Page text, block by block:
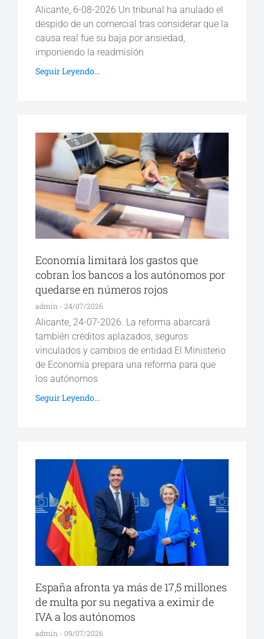
Alicante, 6-08-2026 Un tribunal ha anulado el
despido de un comercial tras considerar que la
causa real fue su baja por ansiedad,
imponiendo la readmisión
Seguir Leyendo...
Economía limitará los gastos que
cobran los bancos a los autónomos por
quedarse en números rojos
admin 24/07/2026
Alicante, 24-07-2026. La reforma abarcará
también créditos aplazados, seguros
vinculados y cambios de entidad El Ministerio
de Economía prepara una reforma para que
los autónomos
Seguir Leyendo...
España afronta ya más de 17,5 millones
de multa por su negativa a eximir de
IVA a los autónomos
admin 09/07/2026